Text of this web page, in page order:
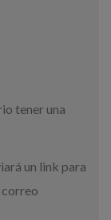
tener una
un link para
correo